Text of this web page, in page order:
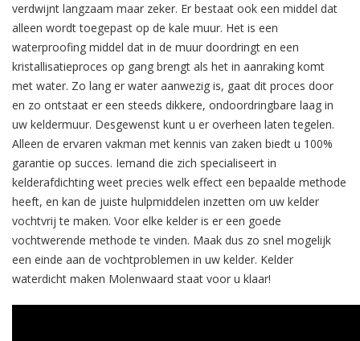
verdwijnt langzaam maar zeker. Er bestaat ook een middel dat
alleen wordt toegepast op de kale muur. Het is een
waterproofing middel dat in de muur doordringt en een
kristallisatieproces op gang brengt als het in aanraking komt
met water. Zo lang er water aanwezig is, gaat dit proces door
en zo ontstaat er een steeds dikkere, ondoordringbare laag in
uw keldermuur. Desgewenst kunt u er overheen laten tegelen.
Alleen de ervaren vakman met kennis van zaken biedt u 100%
garantie op succes. Iemand die zich specialiseert in
kelderafdichting weet precies welk effect een bepaalde methode
heeft, en kan de juiste hulpmiddelen inzetten om uw kelder
vochtvrij te maken. Voor elke kelder is er een goede
vochtwerende methode te vinden. Maak dus zo snel mogelijk
een einde aan de vochtproblemen in uw kelder. Kelder
waterdicht maken Molenwaard staat voor u klaar!